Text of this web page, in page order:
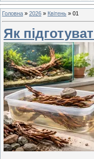
Головна » 2026 » Квітень » 01
Як